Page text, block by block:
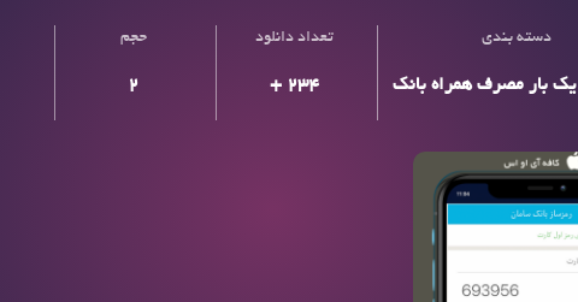
دسته بندی
بار مصرف همراه بانک
تعداد دانلود
+ 234
حجم
2